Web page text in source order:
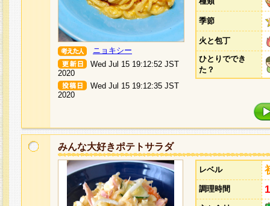
ニョキシー
Wed Jul 15 19:12:52 JST
2020
Wed Jul 15 19:12:35 JST
2020
季節
火と包丁
ひとりででき
た？
みんな大好きポテトサラダ
レベル
調理時間